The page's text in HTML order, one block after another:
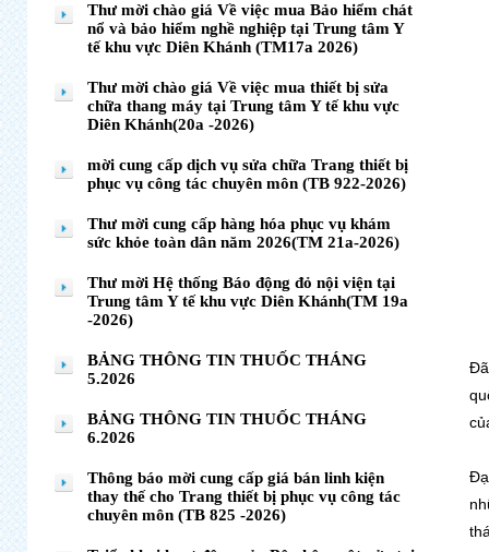
Thư mời chào giá Về việc mua Bảo hiểm chát
nổ và bảo hiểm nghề nghiệp tại Trung tâm Y
tế khu vực Diên Khánh (TM17a 2026)
Thư mời chào giá Về việc mua thiết bị sửa
chữa thang máy tại Trung tâm Y tế khu vực
Diên Khánh(20a -2026)
mời cung cấp dịch vụ sửa chữa Trang thiết bị
phục vụ công tác chuyên môn (TB 922-2026)
Thư mời cung cấp hàng hóa phục vụ khám
sức khỏe toàn dân năm 2026(TM 21a-2026)
Thư mời Hệ thống Báo động đỏ nội viện tại
Trung tâm Y tế khu vực Diên Khánh(TM 19a
-2026)
BẢNG THÔNG TIN THUỐC THÁNG
5.2026
BẢNG THÔNG TIN THUỐC THÁNG
6.2026
Thông báo mời cung cấp giá bán linh kiện
thay thế cho Trang thiết bị phục vụ công tác
chuyên môn (TB 825 -2026)